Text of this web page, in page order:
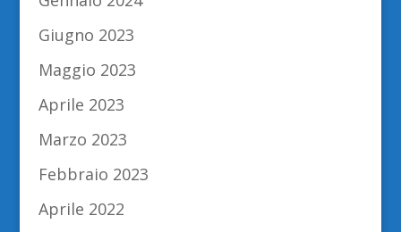
Giugno 2023
Maggio 2023
Aprile 2023
Marzo 2023
Febbraio 2023
Aprile 2022